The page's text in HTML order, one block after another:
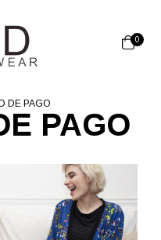
0
DE PAGO
PAGO